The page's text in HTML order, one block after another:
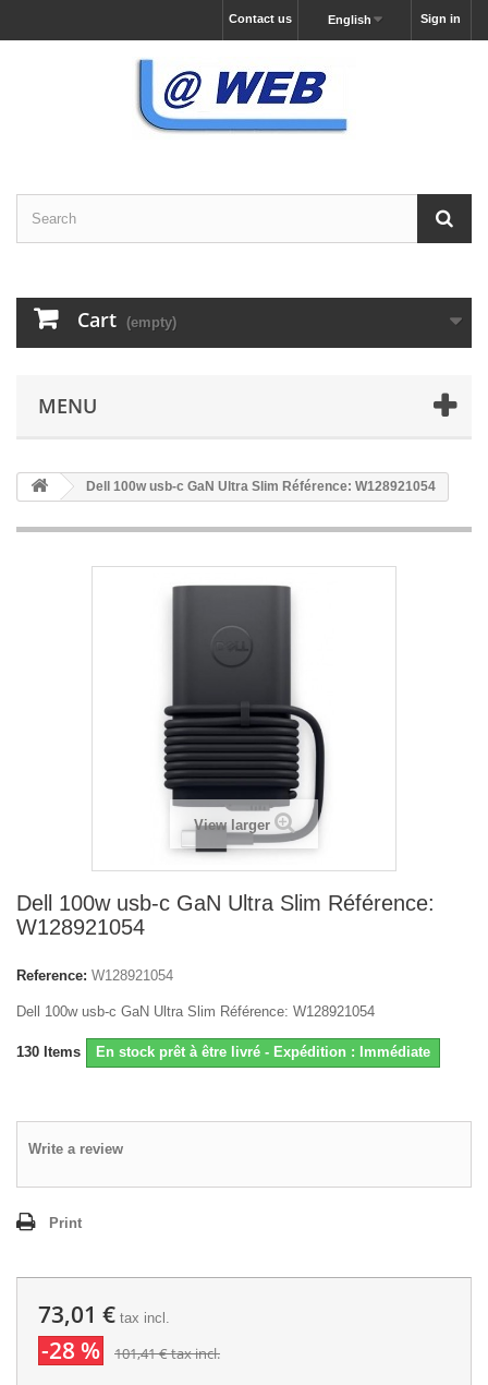
Sign in
English
Contact us
Cart (empty)
MENU
Dell 100w usb-c GaN Ultra Slim Référence: W128921054
View larger
Dell 100w usb-c GaN Ultra Slim Référence:
W128921054
Reference: W128921054
Dell 100w usb-c GaN Ultra Slim Référence: W128921054
130 Items En stock prêt à être livré - Expédition : Immédiate
Write a review
Print
73,01 € tax incl.
-28 % 101,41 €tax incl.